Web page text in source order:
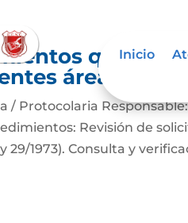
Inicio
que se
áreas
/ Protocolaria
Revisión de
29/1973). Consulta y